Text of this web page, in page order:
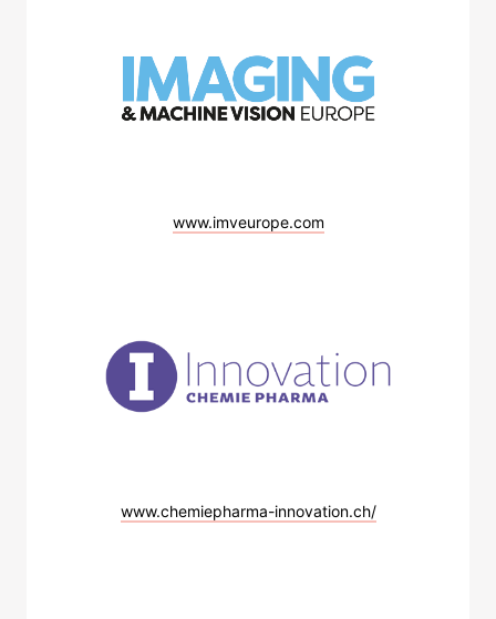
www.imveurope.com
www.chemiepharma-innovation.ch/